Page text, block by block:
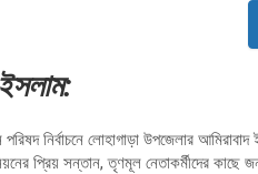
নির্বাচনে লোহাগাড়া উপজেলার আমিরাবাদ
প্রিয় সন্তান, তৃণমূল নেতাকর্মীদের কাছে